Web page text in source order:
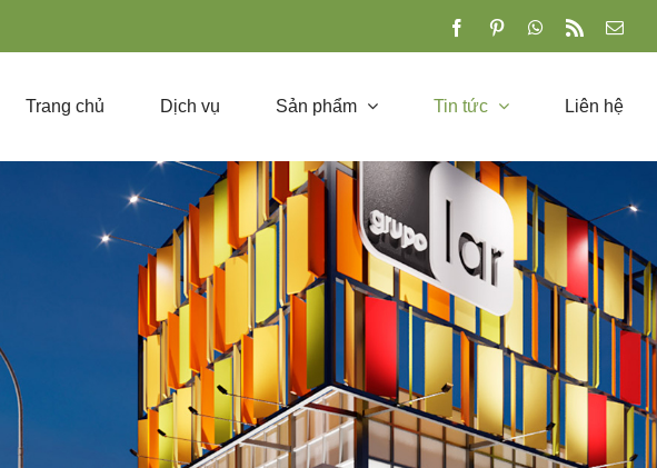
FacebookPinterestWhatsapp
Rss
for:
Trang chủ Dịch vụ Sản phẩm Tin tức Liên hệ